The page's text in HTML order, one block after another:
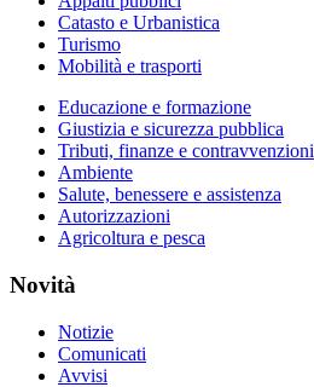
Catasto e Urbanistica
Turismo
Mobilità e trasporti
Educazione e formazione
Giustizia e sicurezza pubblica
Tributi, finanze e contravvenzioni
Ambiente
Salute, benessere e assistenza
Autorizzazioni
Agricoltura e pesca
Novità
Notizie
Comunicati
Avvisi